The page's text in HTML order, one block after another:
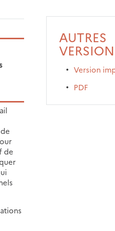
de
AUTRES
Version
PDF